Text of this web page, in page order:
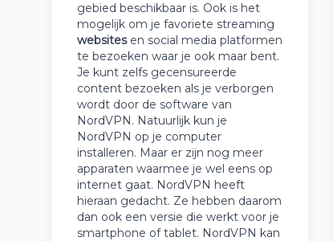
gebied beschikbaar is. Ook is het
mogelijk om je favoriete streaming
websitesen social media platformen
te bezoeken waar je ook maar bent.
Je kunt zelfs gecensureerde
content bezoeken als je verborgen
wordt door de software van
NordVPN. Natuurlijk kun je
NordVPN op je computer
installeren. Maar er zijn nog meer
apparaten waarmee je wel eens op
internet gaat. NordVPN heeft
hieraan gedacht. Ze hebben daarom
dan ook een versie die werkt voor je
smartphone of tablet. NordVPN kan